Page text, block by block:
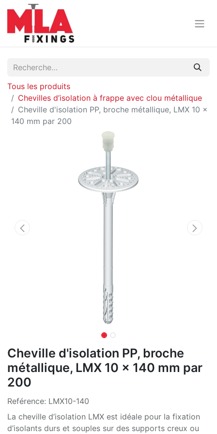
Tous les produits
Chevilles d’isolation à frappe avec clou métallique
Cheville d'isolation PP, broche métallique, LMX 10 x
140 mm par 200
Cheville d'isolation PP, broche
métallique, LMX 10 x 140 mm par
200
Reférence: LMX10-140
La cheville d’isolation LMX est idéale pour la fixation
d’isolants durs et souples sur des supports creux ou